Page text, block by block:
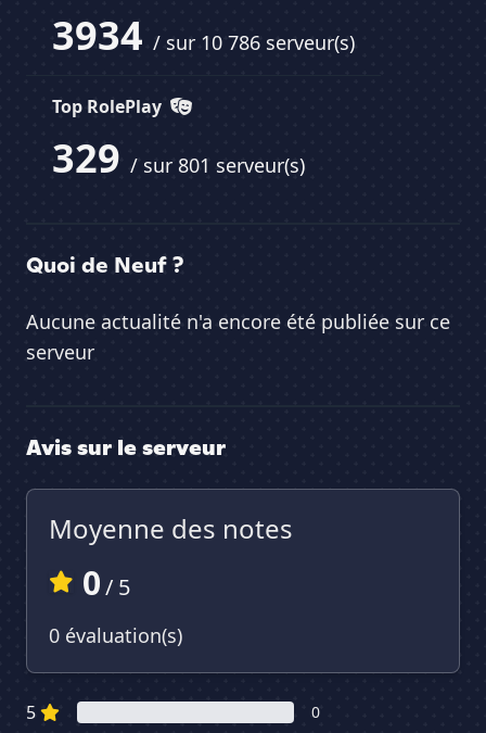
3934 / sur 10 786 serveur(s)
Top RolePlay
329 / sur 801 serveur(s)
Quoi de Neuf ?
Aucune actualité n'a encore été publiée sur ce
serveur
Avis sur le serveur
Moyenne des notes
0/ 5
0 évaluation(s)
5 0